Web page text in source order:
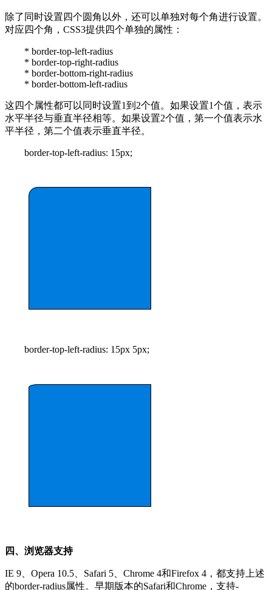
除了同时设置四个圆角以外，还可以单独对每个角进行设置。
对应四个角，CSS3提供四个单独的属性：
* border-top-left-radius
* border-top-right-radius
* border-bottom-right-radius
* border-bottom-left-radius
这四个属性都可以同时设置1到2个值。如果设置1个值，表示
水平半径与垂直半径相等。如果设置2个值，第一个值表示水
平半径，第二个值表示垂直半径。
border-top-left-radius: 15px;
border-top-left-radius: 15px 5px;
四、浏览器支持
IE 9、Opera 10.5、Safari 5、Chrome 4和Firefox 4，都支持上述
的border-radius属性。早期版本的Safari和Chrome，支持-